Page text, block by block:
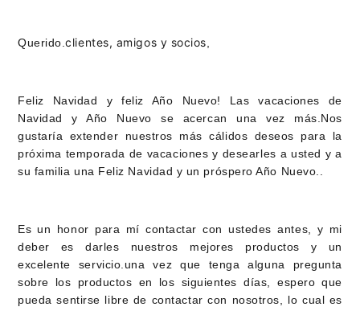
Querido.clientes, amigos y socios
Feliz Navidad y feliz Año Nuevo! Las vacaciones de
Navidad y Año Nuevo se acercan una vez más.Nos
gustaría extender nuestros más cálidos deseos para la
próxima temporada de vacaciones y desearles a usted y a
su familia una Feliz Navidad y un próspero Año Nuevo..
Es un honor para mí contactar con ustedes antes, y mi
deber es darles nuestros mejores productos y un
excelente servicio.una vez que tenga alguna pregunta
sobre los productos en los siguientes días, espero que
pueda sentirse libre de contactar con nosotros, lo cual es